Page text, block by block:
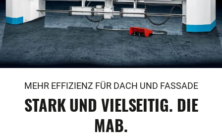
MEHR EFFIZIENZ FÜR DACH UND FASSADE
STARK UND VIELSEITIG. DIE
MAB.